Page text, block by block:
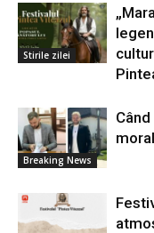
Stirile zilei
Breaking News